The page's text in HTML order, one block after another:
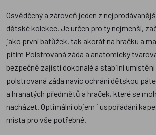
Osvědčený a zároveň jeden z
dětské kolekce. Je určen pro ty nejmenší,
jako první batůžek, tak akorát na hračku a
pitím Polstrovaná záda a anatomicky
bezpečně zajistí dokonalé a stabilní umístění
polstrovaná záda navíc ochrání dětskou
a hranatých předmětů a hraček, které se
nacházet. Optimální objem i uspořádání
místa pro vše potřebné.